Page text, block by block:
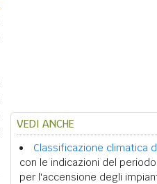
VEDI ANCHE
Classificazione climatica
con le indicazioni del
per l'accensione degli